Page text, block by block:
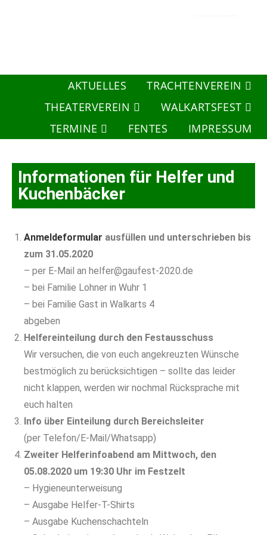
AKTUELLES
TRACHTENVEREIN
THEATERVEREIN
WALKARTSFEST
TERMINE
FENTES IMPRESSUM
Informationen für Helfer und
Kuchenbäcker
Anmeldeformular ausfüllen und unterschrieben bis
zum 31.05.2020
– per E-Mail an helfer@gaufest-2020.de
– bei Familie Lohner in Wuhr 1
– bei Familie Gast in Walkarts 4
abgeben
Helfereinteilung durch den Festausschuss
Wir versuchen, die von euch angekreuzten Wünsche
bestmöglich zu berücksichtigen – sollte das leider
nicht klappen, werden wir nochmal Rücksprache mit
euch halten
Info über Einteilung durch Bereichsleiter
(per Telefon/E-Mail/Whatsapp)
Zweiter Helferinfoabend am Mittwoch, den
05.08.2020 um 19:30 Uhr im Festzelt
– Hygieneunterweisung
– Ausgabe Helfer-T-Shirts
– Ausgabe Kuchenschachteln